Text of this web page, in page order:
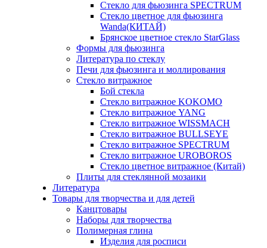
Стекло для фьюзинга SPECTRUM
Стекло цветное для фьюзинга
Wanda(КИТАЙ)
Брянское цветное стекло StarGlass
Формы для фьюзинга
Литература по стеклу
Печи для фьюзинга и моллирования
Стекло витражное
Бой стекла
Стекло витражное KOKOMO
Стекло витражное YANG
Стекло витражное WISSMACH
Стекло витражное BULLSEYE
Стекло витражное SPECTRUM
Стекло витражное UROBOROS
Стекло цветное витражное (Китай)
Плиты для стеклянной мозаики
Литература
Товары для творчества и для детей
Канцтовары
Наборы для творчества
Полимерная глина
Изделия для росписи